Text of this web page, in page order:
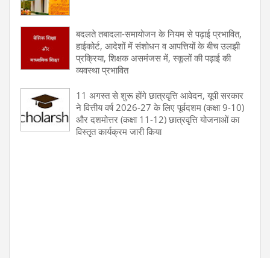
बदलते तबादला-समायोजन के नियम से पढ़ाई प्रभावित,
हाईकोर्ट, आदेशों में संशोधन व आपत्तियों के बीच उलझी
प्रक्रिया, शिक्षक असमंजस में, स्कूलों की पढ़ाई की
व्यवस्था प्रभावित
11 अगस्त से शुरू होंगे छात्रवृत्ति आवेदन, यूपी सरकार
ने वित्तीय वर्ष 2026-27 के लिए पूर्वदशम (कक्षा 9-10)
और दशमोत्तर (कक्षा 11-12) छात्रवृत्ति योजनाओं का
विस्तृत कार्यक्रम जारी किया